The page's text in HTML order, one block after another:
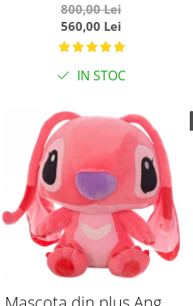
lumini si muzica, Negru
cu flori
800,00 Lei
560,00 Lei
IN STOC